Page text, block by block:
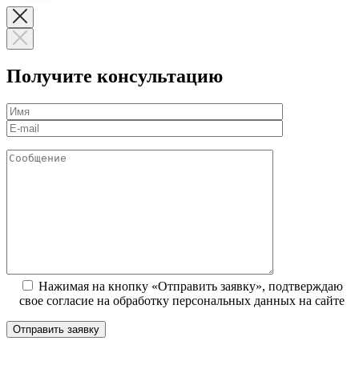
Получите консультацию
Нажимая на кнопку «Отправить заявку», подтверждаю
свое согласие на обработку персональных данных на сайте